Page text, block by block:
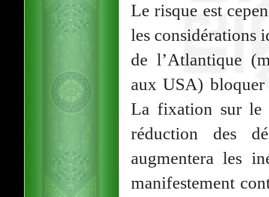
Le risque est
les considérations
de l’Atlantique
aux USA) bloquer
La fixation sur le
réduction des
augmentera les
manifestement